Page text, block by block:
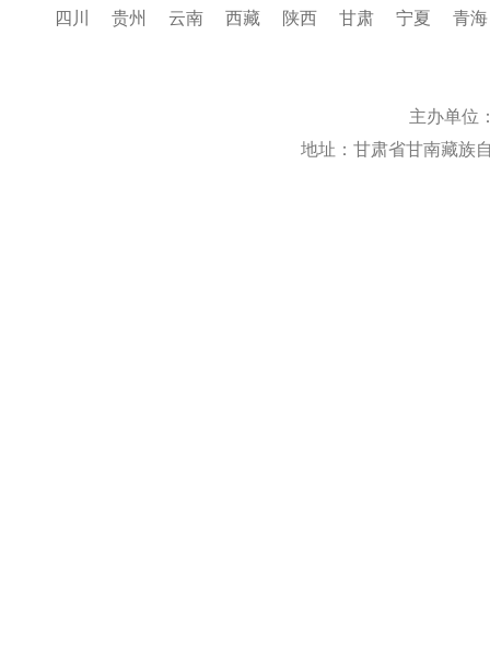
四川 贵州 云南 西藏 陕西 甘肃 宁夏 青海
主办单位
地址：甘肃省甘南藏族